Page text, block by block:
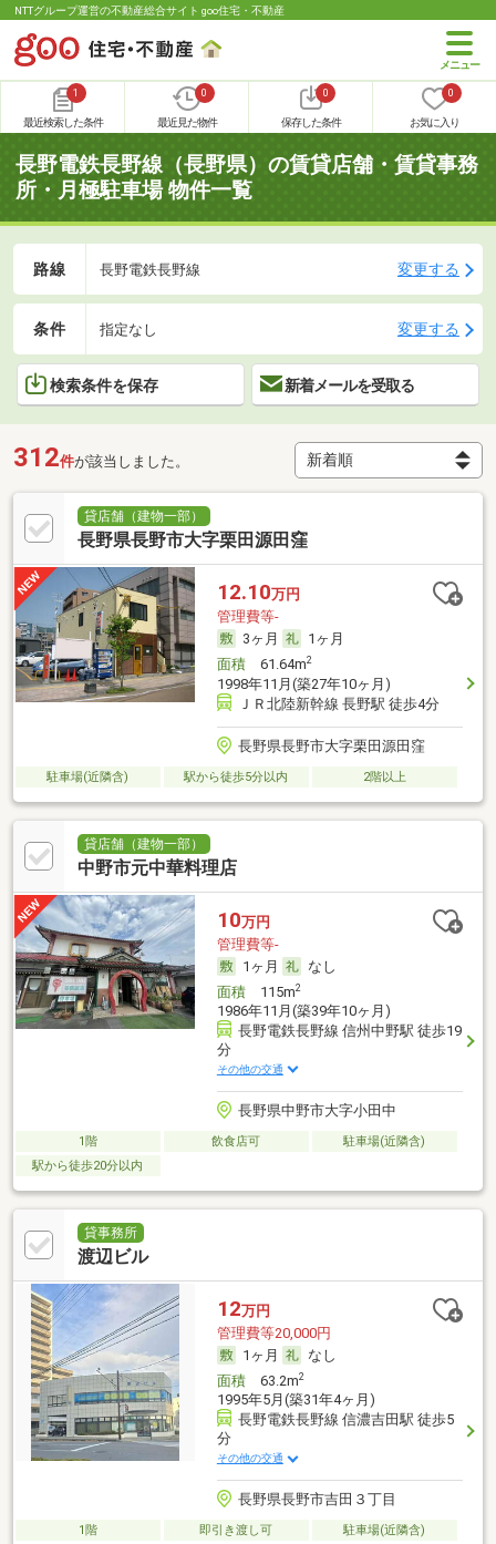
NTTグループ運営の不動産総合サイト goo住宅・不動産
1
最近検索した条件
0
最近見た物件
0
保存した条件
0
お気に入り
長野電鉄長野線（長野県）の賃貸店舗・賃貸事務
所・月極駐車場 物件一覧
路線 長野電鉄長野線 変更する
条件 指定なし 変更する
検索条件を保存 新着メールを受取る
312件が該当しました。
貸店舗（建物一部）
長野県長野市大字栗田源田窪
12.10万円
管理費等-
3ヶ月
1ヶ月
面積61.64m2
1998年11月(築27年10ヶ月)
ＪＲ北陸新幹線 長野駅 徒歩4分
長野県長野市大字栗田源田窪
駐車場(近隣含) 駅から徒歩5分以内 2階以上
貸店舗（建物一部）
中野市元中華料理店
10万円
管理費等-
1ヶ月
なし
面積115m2
1986年11月(築39年10ヶ月)
長野電鉄長野線 信州中野駅 徒歩19
分
その他の交通
長野県中野市大字小田中
1階 飲食店可
駐車場(近隣含)
駅から徒歩20分以内
貸事務所
渡辺ビル
12万円
管理費等20,000円
1ヶ月
なし
面積63.2m2
1995年5月(築31年4ヶ月)
長野電鉄長野線 信濃吉田駅 徒歩5
分
その他の交通
長野県長野市吉田３丁目
1階 即引き渡し可
駐車場(近隣含)